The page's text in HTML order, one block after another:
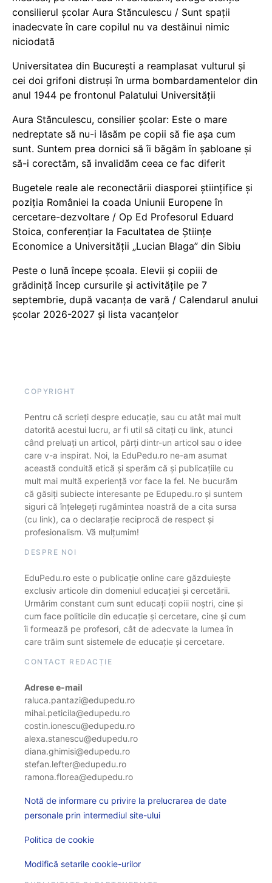
consilierul școlar Aura Stănculescu / Sunt spații
inadecvate în care copilul nu va destăinui nimic
niciodată
Universitatea din București a reamplasat vulturul și
cei doi grifoni distruși în urma bombardamentelor din
anul 1944 pe frontonul Palatului Universității
Aura Stănculescu, consilier școlar: Este o mare
nedreptate să nu-i lăsăm pe copii să fie așa cum
sunt. Suntem prea dornici să îi băgăm în șabloane și
să-i corectăm, să invalidăm ceea ce fac diferit
Bugetele reale ale reconectării diasporei științifice și
poziția României la coada Uniunii Europene în
cercetare-dezvoltare / Op Ed Profesorul Eduard
Stoica, conferențiar la Facultatea de Științe
Economice a Universității „Lucian Blaga” din Sibiu
Peste o lună începe școala. Elevii și copiii de
grădiniță încep cursurile și activitățile pe 7
septembrie, după vacanța de vară / Calendarul anului
școlar 2026-2027 și lista vacanțelor
COPYRIGHT
Pentru că scrieți despre educație, sau cu atât mai mult
datorită acestui lucru, ar fi util să citați cu link, atunci
când preluați un articol, părți dintr-un articol sau o idee
care v-a inspirat. Noi, la EduPedu.ro ne-am asumat
această conduită etică și sperăm că și publicațiile cu
mult mai multă experiență vor face la fel. Ne bucurăm
că găsiți subiecte interesante pe Edupedu.ro și suntem
siguri că înțelegeți rugămintea noastră de a cita sursa
(cu link), ca o declarație reciprocă de respect și
profesionalism. Vă mulțumim!
DESPRE NOI
EduPedu.ro este o publicație online care găzduiește
exclusiv articole din domeniul educației și cercetării.
Urmărim constant cum sunt educați copiii noștri, cine și
cum face politicile din educație și cercetare, cine și cum
îi formează pe profesori, cât de adecvate la lumea în
care trăim sunt sistemele de educație și cercetare.
CONTACT REDACȚIE
Adrese e-mail
raluca.pantazi@edupedu.ro
mihai.peticila@edupedu.ro
costin.ionescu@edupedu.ro
alexa.stanescu@edupedu.ro
diana.ghimisi@edupedu.ro
stefan.lefter@edupedu.ro
ramona.florea@edupedu.ro
Notă de informare cu privire la prelucrarea de date
personale prin intermediul site-ului
Politica de cookie
Modifică setarile cookie-urilor